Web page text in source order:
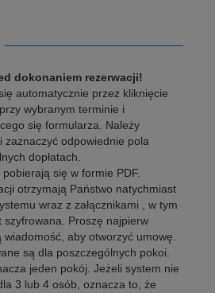
dokonaniem rezerwacji!
automatycznie przez kliknięcie
wybranym terminie i
się formularza. Należy
zaznaczyć odpowiednie pola
dopłatach.
się w formie PDF.
otrzymają Państwo natychmiast
wraz z załącznikami , w tym
szyfrowana. Proszę najpierw
aby otworzyć umowę.
są dla poszczególnych pokoi.
jeden pokój. Jeżeli system nie
3 lub 4 osób, oznacza to, że